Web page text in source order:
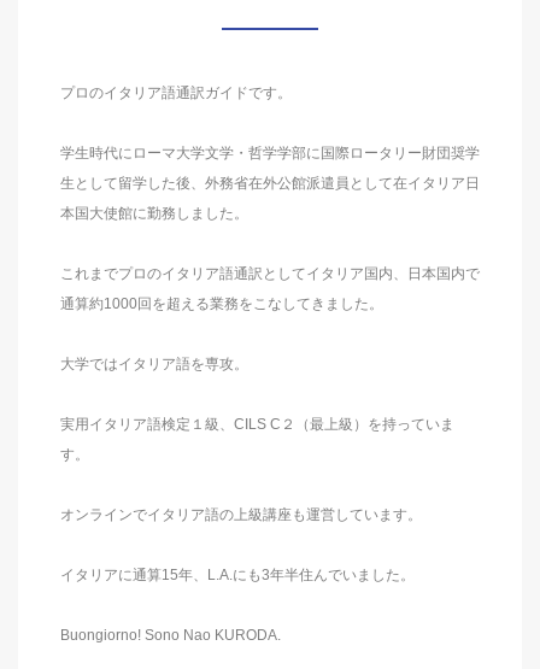
プロのイタリア語通訳ガイドです。
学生時代にローマ大学文学・哲学学部に国際ロータリー財団奨学
生として留学した後、外務省在外公館派遣員として在イタリア日
本国大使館に勤務しました。
これまでプロのイタリア語通訳としてイタリア国内、日本国内で
通算約1000回を超える業務をこなしてきました。
大学ではイタリア語を専攻。
実用イタリア語検定１級、CILS C２（最上級）を持っていま
す。
オンラインでイタリア語の上級講座も運営しています。
イタリアに通算15年、L.A.にも3年半住んでいました。
Buongiorno! Sono Nao KURODA.